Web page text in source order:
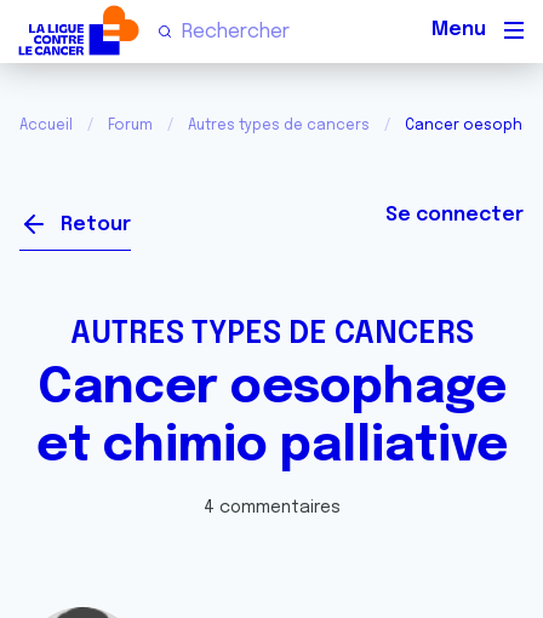
Accueil Forum Autres types de cancers Cancer
Retour Se connecter
AUTRES TYPES DE CANCERS
Cancer oesophage
et chimio palliative
4 commentaires